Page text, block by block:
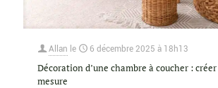
Allan le 6 décembre 2025 à 18h13
Décoration d’une chambre à coucher :
mesure